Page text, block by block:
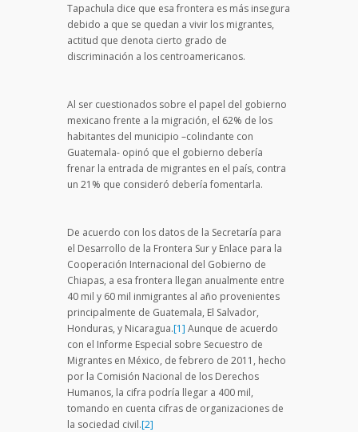
Tapachula dice que esa frontera es más insegura
debido a que se quedan a vivir los migrantes,
actitud que denota cierto grado de
discriminación a los centroamericanos.
Al ser cuestionados sobre el papel del gobierno
mexicano frente a la migración, el 62% de los
habitantes del municipio –colindante con
Guatemala- opinó que el gobierno debería
frenar la entrada de migrantes en el país, contra
un 21% que consideró debería fomentarla.
De acuerdo con los datos de la Secretaría para
el Desarrollo de la Frontera Sur y Enlace para la
Cooperación Internacional del Gobierno de
Chiapas, a esa frontera llegan anualmente entre
40 mil y 60 mil inmigrantes al año provenientes
principalmente de Guatemala, El Salvador,
Honduras, y Nicaragua.[1] Aunque de acuerdo
con el Informe Especial sobre Secuestro de
Migrantes en México, de febrero de 2011, hecho
por la Comisión Nacional de los Derechos
Humanos, la cifra podría llegar a 400 mil,
tomando en cuenta cifras de organizaciones de
la sociedad civil.[2]